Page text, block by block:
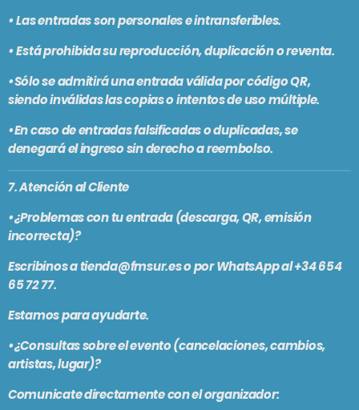
• Las entradas sonpersonales e intransferibles.
• Estáprohibida su reproducción, duplicación o reventa.
•Sólo se admitiráuna entrada válida por código QR,
siendo inválidas las copias o intentos de uso múltiple.
•En caso de entradas falsificadas o duplicadas, se
denegará el ingreso sin derecho a reembolso.
7. Atención al Cliente
•¿Problemas con tu entrada(descarga, QR, emisión
incorrecta)?
Escribinos atienda@fmsur.eso por WhatsApp al+34 654
65 72 77.
Estamos para ayudarte.
•¿Consultas sobre el evento(cancelaciones, cambios,
artistas, lugar)?
Comunicate directamente con el organizador: